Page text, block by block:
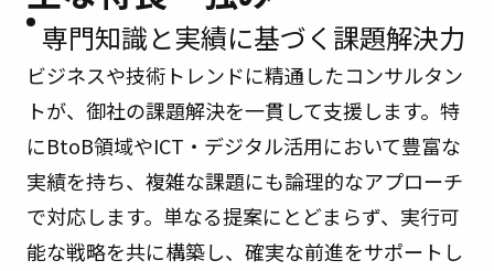
専門知識と実績に基づく 課題解決力
ビジネスや技術トレンドに精通したコンサルタン
トが、御社の課題解決を一貫して支援します。特
にBtoB領域やICT・デジタル活用において豊富な
実績を持ち、複雑な課題にも論理的なアプローチ
で対応します。単なる提案にとどまらず、実行可
能な戦略を共に構築し、確実な前進をサポートし